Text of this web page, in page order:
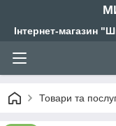
Інтернет-магазин
Товари та